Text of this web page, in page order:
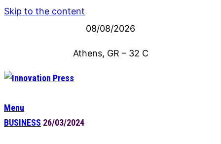
Skip to the content
08/08/2026
Athens, GR – 32 C
Menu
BUSINESS 26/03/2024